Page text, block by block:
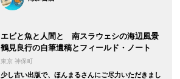
エビと魚と人間と 南スラウェシの海辺風景
鶴見良行の自筆遺稿とフィールド・ノート
東京 神保町
少し古い出版で、ほんまるさんにご尽力いただきまし